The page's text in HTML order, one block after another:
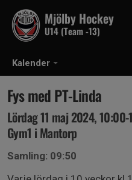
Kalender
Mjölby Hockey
U14 (Team -13)
Fys med PT-Linda
Lördag 11 maj 2024, 10:00-
Gym1 i Mantorp
Samling: 09:50